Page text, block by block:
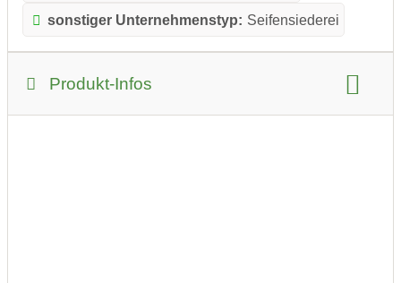
sonstiger Unternehmenstyp: Seifensiederei
Produkt-Infos